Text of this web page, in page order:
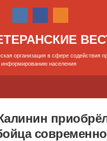
организация в сфере содействия
информированию населения